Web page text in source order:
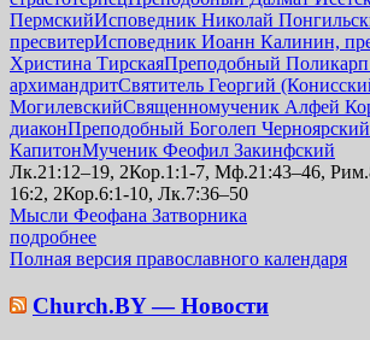
ПермскийИсповедник Николай
пресвитерИсповедник Иоанн Калинин,
Христина ТирскаяПреподобный
архимандритСвятитель Георгий
МогилевскийСвященномученик Алфей
диаконПреподобный Боголеп Черноярский
КапитонМученик Феофил Закинфский
Лк.21:12–19, 2Кор.1:1-7, Мф.21:43–46,
16:2, 2Кор.6:1-10, Лк.7:36–50
Мысли Феофана Затворника
подробнее
Полная версия православного календаря
Church.BY — Новости